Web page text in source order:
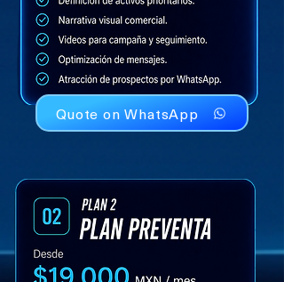
Quote on WhatsApp